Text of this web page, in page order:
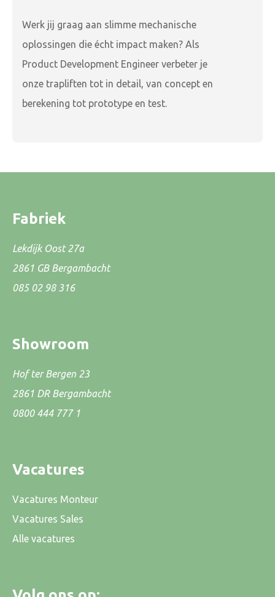
Werk jij graag aan slimme mechanische
oplossingen die écht impact maken? Als
Product Development Engineer verbeter je
onze trapliften tot in detail, van concept en
berekening tot prototype en test.
Fabriek
Lekdijk Oost 27a
2861 GB Bergambacht
085 02 98 316
Showroom
Hof ter Bergen 23
2861 DR Bergambacht
0800 444 777 1
Vacatures
Vacatures Monteur
Vacatures Sales
Alle vacatures